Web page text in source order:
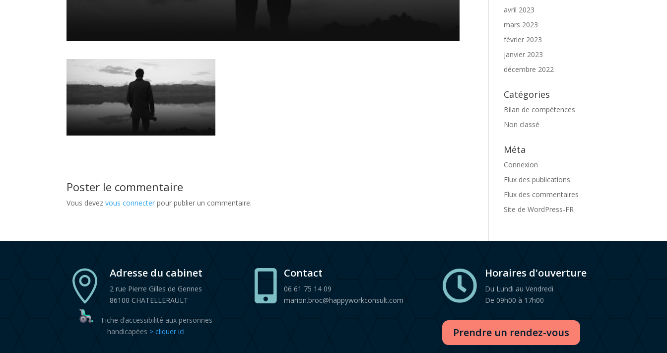
Poster le commentaire
Vous devezvous connecter pour publier un commentaire.
avril 2023
mars 2023
février 2023
janvier 2023
décembre 2022
Catégories
Bilan de compétences
Non classé
Méta
Connexion
Flux des publications
Flux des commentaires
Site de WordPress-FR
 Adresse du cabinet
2 rue Pierre Gilles de Gennes
86100 CHATELLERAULT
Fiche d’accessibilité aux personnes
handicapées > cliquer ici
 Contact
06 61 75 14 09
marion.broc@happyworkconsult.com
 Horaires d'ouverture
Du Lundi au Vendredi
De 09h00 à 17h00
Prendre un rendez-vous